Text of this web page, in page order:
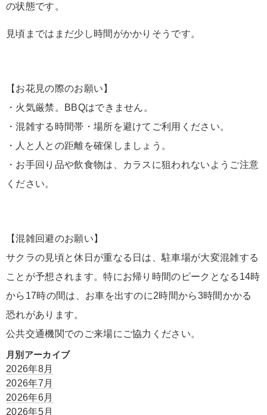
の状態です。
見頃まではまだ少し時間がかかりそうです。
【お花見の際のお願い】
・火気厳禁。BBQはできません。
・混雑する時間帯・場所を避けてご利用ください。
・人と人との距離を確保しましょう。
・お手回り品や飲食物は、カラスに狙われないようご注意
ください。
【混雑回避のお願い】
サクラの見頃と休日が重なる日は、駐車場が大変混雑する
ことが予想されます。特にお帰り時間のピークとなる14時
から17時の間は、お車を出すのに2時間から3時間かかる
恐れがあります。
公共交通機関でのご来場にご協力ください。
月別アーカイブ
2026年8月
2026年7月
2026年6月
2026年5月